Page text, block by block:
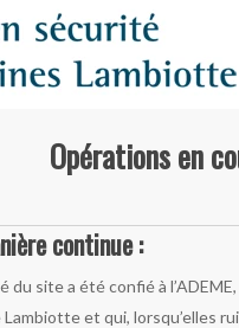
Opérations en
continue :
du site a été confié à
et qui, lorsqu’elles